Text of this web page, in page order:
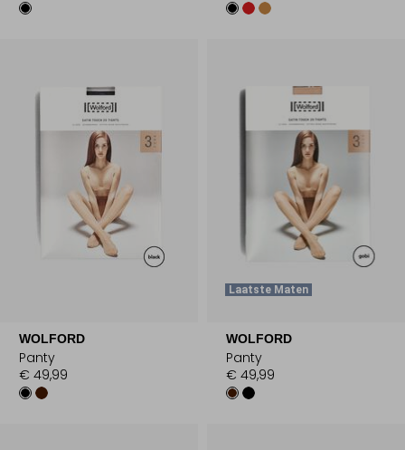
WOLFORD
Panty
€ 49,99
Laatste Maten
WOLFORD
Panty
€ 49,99